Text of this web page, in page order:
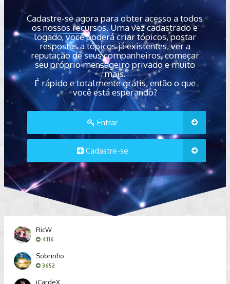
Cadastre-se agora para obter acesso a todos
os nossos recursos. Uma vez cadastrado e
logado, você poderá criar tópicos, postar
respostas a tópicos já existentes, ver a
reputação de seus companheiros, começar
seu próprio mensageiro privado e muito
mais.
É rápido e totalmente grátis, então o que
você está esperando?
Entrar
Cadastre-se
RicW
4116
Sobrinho
3652
iCardeX